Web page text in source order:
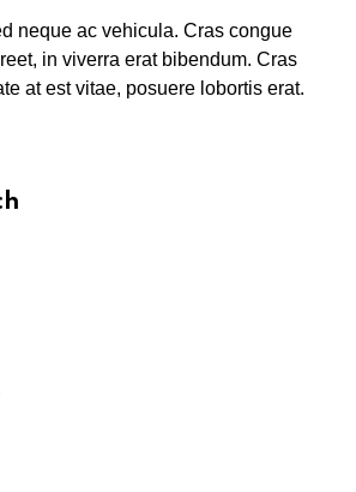
neque ac vehicula. Cras congue
in viverra erat bibendum. Cras
at est vitae, posuere lobortis erat.